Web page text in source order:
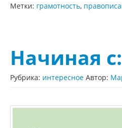
Метки: грамотность,
Начиная
Рубрика: интересное Автор: